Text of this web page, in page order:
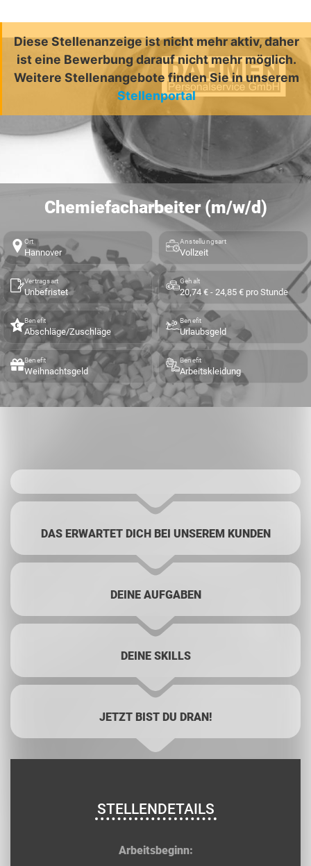
Diese Stellenanzeige ist nicht mehr aktiv, daher
ist eine Bewerbung darauf nicht mehr möglich.
Weitere Stellenangebote finden Sie in unserem
Stellenportal
Chemiefacharbeiter (m/w/d)
Ort
Hannover
Anstellungsart
Vollzeit
Vertragsart
Unbefristet
Gehalt
20,74 € - 24,85 € pro Stunde
Benefit
Abschläge/Zuschläge
Benefit
Urlaubsgeld
Benefit
Weihnachtsgeld
Benefit
Arbeitskleidung
DAS ERWARTET DICH BEI UNSEREM KUNDEN
DEINE AUFGABEN
DEINE SKILLS
JETZT BIST DU DRAN!
STELLENDETAILS
Arbeitsbeginn: